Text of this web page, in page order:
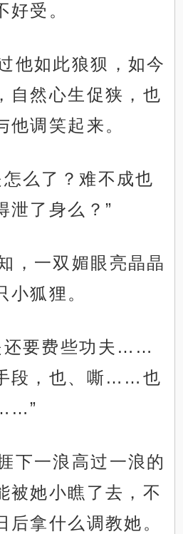
好受。
他如此狼狈，如今
自然心生促狭，也
他调笑起来。
么了？难不成也
泄了身么？”
，一双媚眼亮晶晶
小狐狸。
还要费些功夫……
段，也、嘶……也
下一浪高过一浪的
被她小瞧了去，不
后拿什么调教她。